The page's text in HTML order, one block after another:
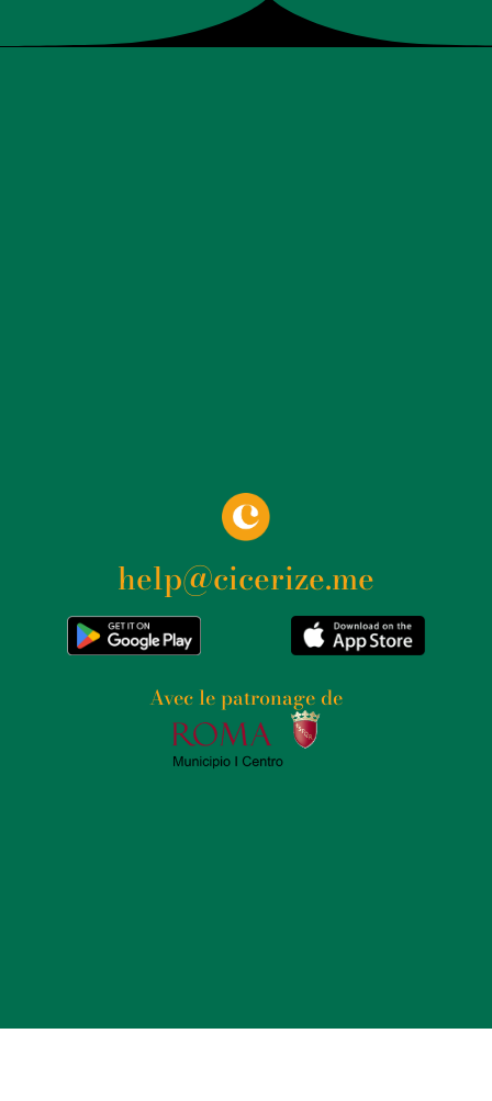
help@cicerize.me
Avec le patronage de